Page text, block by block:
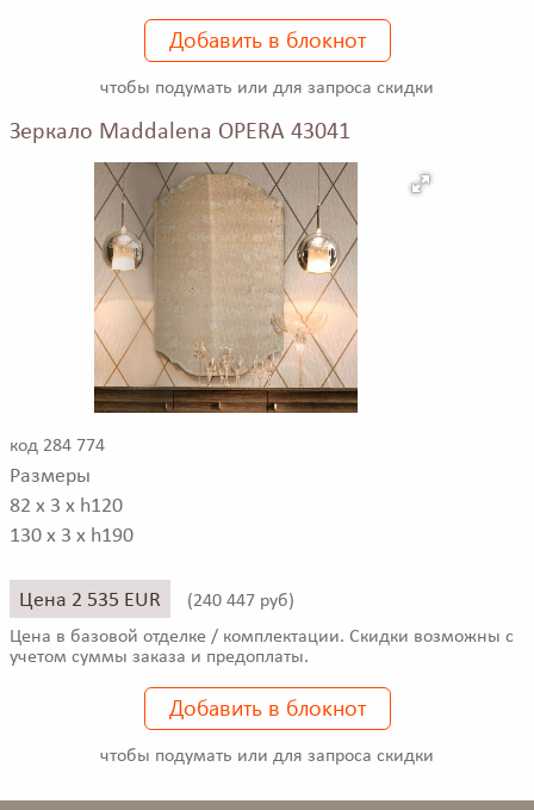
Добавить в блокнот
чтобы подумать или для запроса скидки
Зеркало Maddalena OPERA 43041
код 284 774
Размеры
82 x 3 x h120
130 x 3 x h190
Цена 2 535 EUR (240 447 руб)
Цена в базовой отделке / комплектации. Скидки возможны с
учетом суммы заказа и предоплаты.
Добавить в блокнот
чтобы подумать или для запроса скидки